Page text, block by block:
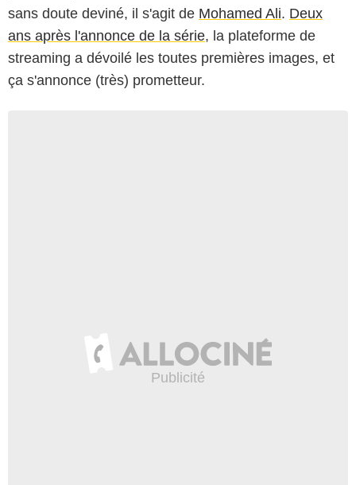
sans doute deviné, il s'agit de Mohamed Ali. Deux
ans après l'annonce de la série, la plateforme de
streaming a dévoilé les toutes premières images, et
ça s'annonce (très) prometteur.